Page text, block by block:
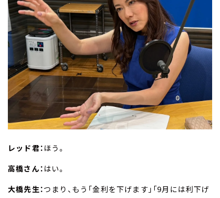
レッド君：ほう。
高橋さん： はい。
大橋先生：つまり、もう「金利を下げます」「9月には利下げ